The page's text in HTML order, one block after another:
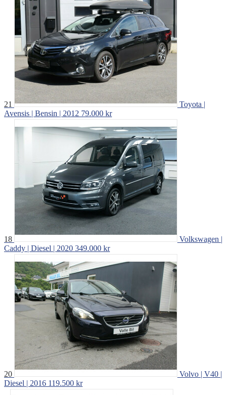
21
Toyota |
Avensis | Bensin | 2012 79.000 kr
18
Volkswagen |
Caddy | Diesel | 2020 349.000 kr
20
Volvo | V40 |
Diesel | 2016 119.500 kr